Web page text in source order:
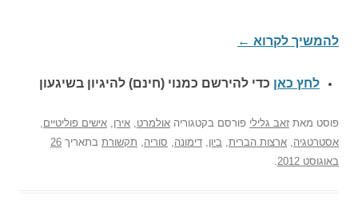
להמשיך לקרוא ←
לחץ כאן כדי להירשם כמנוי (חינם) להיגיון בשיגעון
פוסט מאת זאב גלילי פורסם בקטגוריה אולמרט אירן אישים פוליטיים
אסטרטגיה ארצות הברית ביון דימונה סוריה תקשורת בתאריך 26
באוגוסט 2012